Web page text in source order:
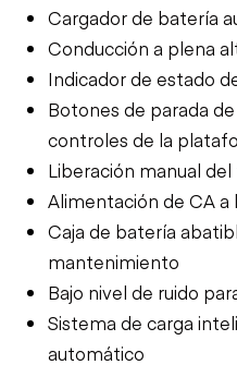
Cargador de batería
Conducción a plena
Indicador de estado
Botones de parada
controles de la
Liberación manual
Alimentación de CA
Caja de batería
mantenimiento
Bajo nivel de ruido
Sistema de carga
automático